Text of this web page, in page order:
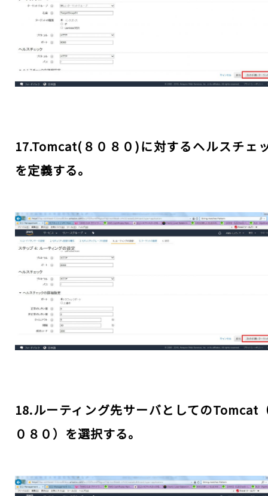
17.Tomcat(８０８０)に対するヘルスチェ
を定義する。
18.ルーティング先サーバとしてのTomcat
０８０）を選択する。